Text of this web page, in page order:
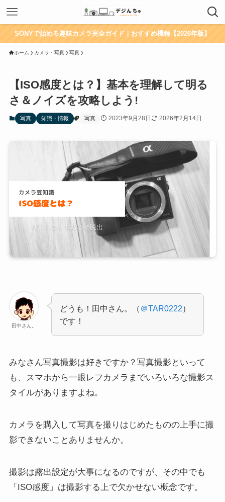
SONYで始める趣味カメラ完全ガイド｜おすすめ機種【2026年版】
ホーム カメラ・写真 写真
【ISO感度とは？】基本を理解して明る
さ＆ノイズを攻略しよう!
写真 知識・情報 写真 2023年9月28日 2026年2月14日
田中さん。
どうも！田中さん。（ ＠TAR0222）
です！
みなさん写真撮影は好きですか？写真撮影といって
も、スマホから一眼レフカメラまでいろいろな撮影ス
タイルがありますよね。
カメラを購入して写真を撮りはじめたものの上手に撮
影できないことありませんか。
撮影は露出設定が大事になるのですが、その中でも
「ISO感度」は撮影する上で欠かせない概念です。